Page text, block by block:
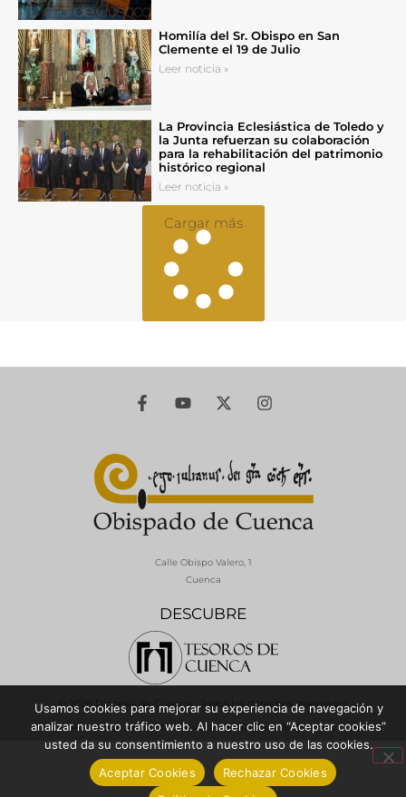
Homilía del Sr. Obispo en San
Clemente el 19 de Julio
Leer noticia »
La Provincia Eclesiástica de Toledo y
la Junta refuerzan su colaboración
para la rehabilitación del patrimonio
histórico regional
Leer noticia »
Cargar más
DESCUBRE
Calle Obispo Valero, 1
Cuenca
© 2026 Diócesis de Cuenca - Todos los derechos reservados
Política de Privacidad / Aviso LegalPolítica de Cookies
Usamos cookies para mejorar su experiencia de navegación y
analizar nuestro tráfico web. Al hacer clic en “Aceptar cookies”
usted da su consentimiento a nuestro uso de las cookies.
Aceptar Cookies
Rechazar Cookies